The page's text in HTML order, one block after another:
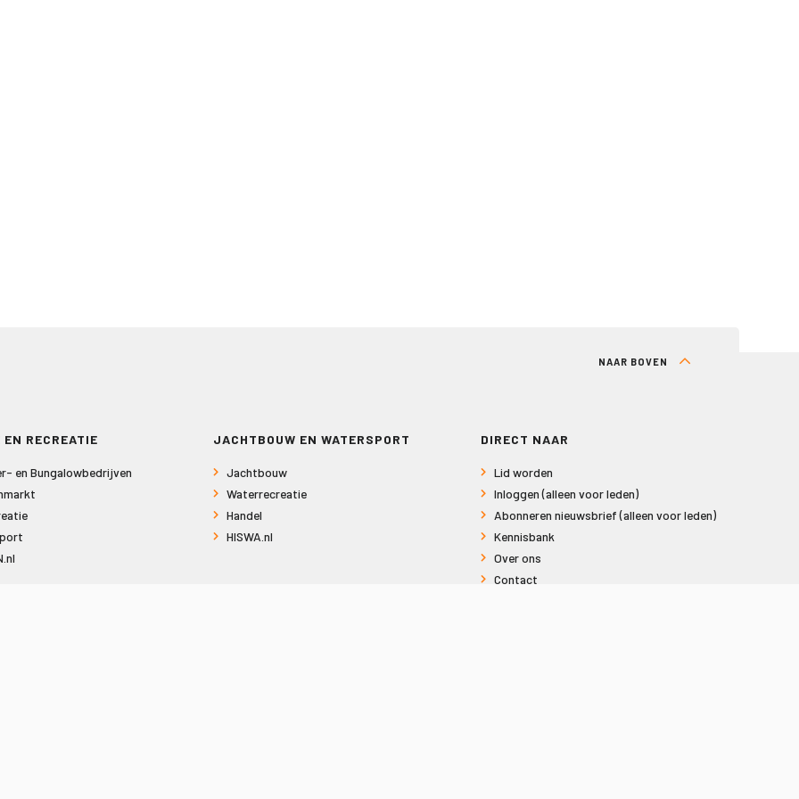
NAAR BOVEN
EN RECREATIE
en Bungalowbedrijven
JACHTBOUW EN WATERSPORT
Jachtbouw
Waterrecreatie
Handel
HISWA.nl
DIRECT NAAR
Lid worden
Inloggen (alleen voor leden)
Abonneren nieuwsbrief (alleen voor leden)
Kennisbank
Over ons
Contact